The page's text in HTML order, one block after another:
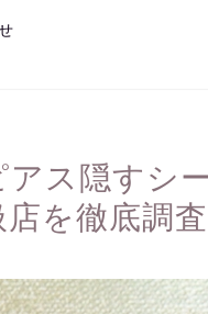
アス隠すシ
を徹底調査